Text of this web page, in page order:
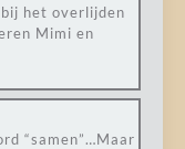
het overlijden
Mimi en
“samen”…Maar